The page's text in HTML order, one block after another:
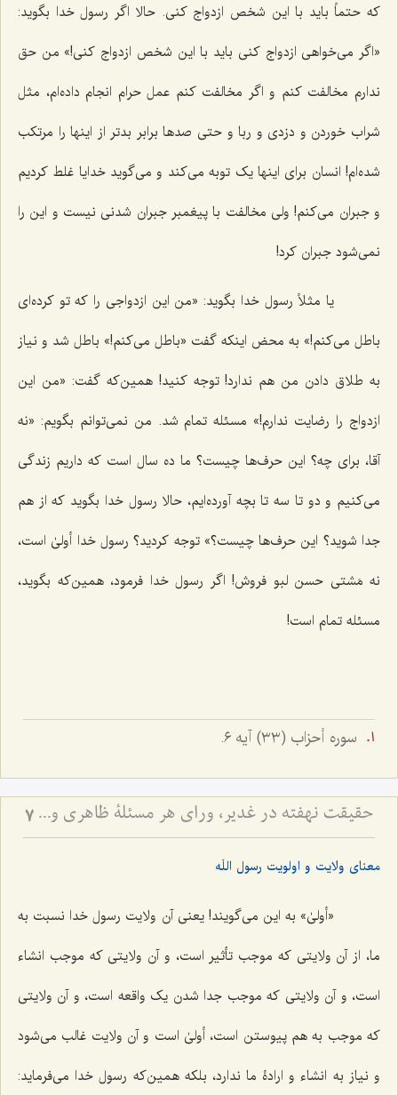
که حتماً باید با این شخص ازدواج کنی. حالا اگر رسول خدا بگوید:
«اگر می‌خواهی ازدواج کنی باید با این شخص ازدواج کنی!» من حق
ندارم مخالفت کنم و اگر مخالفت کنم عمل حرام انجام داده‌ام، مثل
شراب خوردن و دزدی و ربا و حتی صدها برابر بدتر از اینها را مرتکب
شده‌ام! انسان برای اینها یک توبه می‌کند و می‌گوید خدایا غلط کردیم
و جبران می‌کنم! ولی مخالفت با پیغمبر جبران شدنی نیست و این را
نمی‌شود جبران کرد!
یا مثلاً رسول خدا بگوید: «من این ازدواجی را که تو کرده‌ای
باطل می‌کنم!» به محض اینکه گفت «باطل می‌کنم!» باطل شد و نیاز
به طلاق دادن من هم ندارد! توجه کنید! همین‌که گفت: «من این
ازدواج را رضایت ندارم!» مسئله تمام شد. من نمی‌توانم بگویم: «نه
آقا، برای چه؟ این حرف‌ها چیست؟ ما ده سال است که داریم زندگی
می‌کنیم و دو تا سه تا بچه آورده‌ایم، حالا رسول خدا بگوید که از هم
جدا شوید؟ این حرف‌ها چیست؟» توجه کردید؟ رسول خدا أولیٰ است،
نه مَشتی حسن لبو فروش! اگر رسول خدا فرمود، همین‌که بگوید،
مسئله تمام است!
سوره أحزاب (٣٣) آیه ٦.
حقیقت نهفته در غدیر، ورای هر مسئلۀ ظاهری و دنیوی - آیا هدف از نصب امیرالمؤمنین علیه السلام، صرف تشکیل حکومت عادله بود؟ 7
معنای ولایت و اولویت رسول اللَه
«أولیٰ» به این می‌گویند! یعنی آن ولایت رسول خدا نسبت به
ما، از آن ولایتی که موجب تأثیر است، و آن ولایتی که موجب انشاء
است، و آن ولایتی که موجب جدا شدن یک واقعه است، و آن ولایتی
که موجب به هم پیوستن است، أولیٰ است و آن ولایت غالب می‌شود
و نیاز به انشاء و ارادۀ ما ندارد، بلکه همین‌که رسول خدا می‌فرماید: